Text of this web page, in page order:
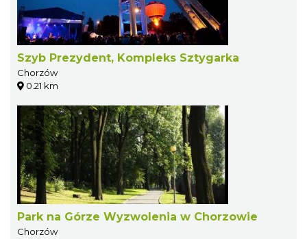
Szyb Prezydent, Kompleks Sztygarka
Chorzów
0.21 km
Park na Górze Wyzwolenia w Chorzowie
Chorzów